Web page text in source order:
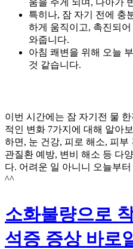
특히나, 잠 자기 전에 충
하게 움직이고, 촉진되
와줍니다.
아침 쾌변을 위해 오늘
것 같습니다.
이번 시간에는 잠 자기전 물
적인 변화 7가지에 대해 알아
하면, 눈 건강, 피로 해소, 피부
관질환 예방, 변비 해소 등 다
다. 어려운 일 아니니 오늘부
^^
소화불량으로
석증 증상 바로